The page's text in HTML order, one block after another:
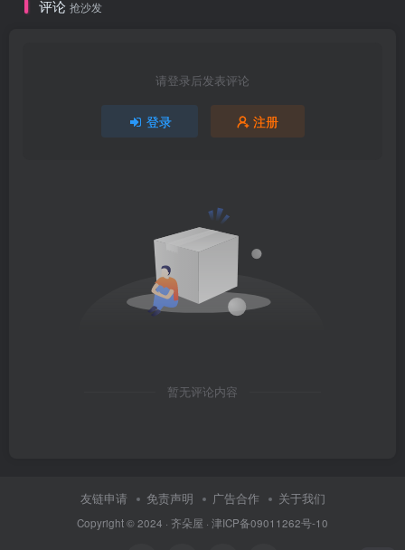
评论 抢沙发
请登录后发表评论
登录 注册
暂无评论内容
友链申请 免责声明 广告合作 关于我们
Copyright © 2024 · 齐朵屋 · 津ICP备09011262号-10